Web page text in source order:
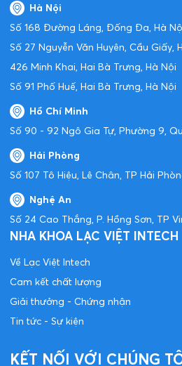
NHA KHOA LẠC VIỆT INTECH
Về Lạc Việt Intech
Cam kết chất lượng
Giải thưởng - Chứng nhận
Tin tức - Sự kiện
KẾT NỐI VỚI CHÚNG
Hà Nội
Số 168 Đường Láng, Đống Đa, Hà
Số 27 Nguyễn Văn Huyên, Cầu Giấy,
426 Minh Khai, Hai Bà Trưng, Hà Nội
Số 91 Phố Huế, Hai Bà Trưng, Hà Nội
Hồ Chí Minh
Số 90 - 92 Ngô Gia Tự, Phường 9,
Hải Phòng
Số 107 Tô Hiệu, Lê Chân, TP Hải
Nghệ An
Số 24 Cao Thắng, P. Hồng Sơn, TP